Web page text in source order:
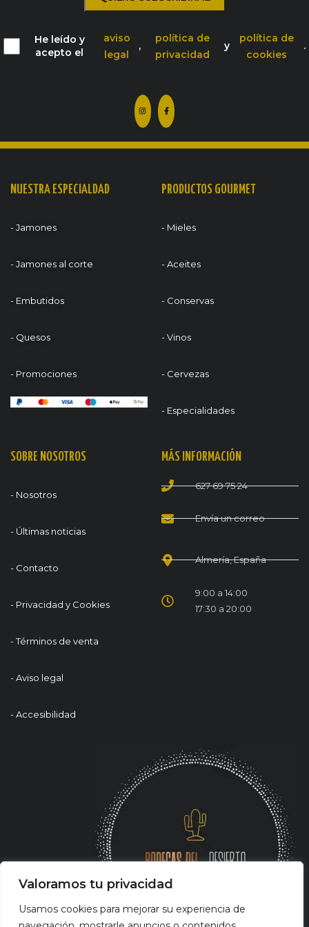
Valoramos tu privacidad
Usamos cookies para mejorar su experiencia de
He leído y
acepto el
aviso
legal
,
política de
privacidad
y
política de
cookies
.
NUESTRA ESPECIALDAD
- Jamones
- Jamones al corte
- Embutidos
- Quesos
- Promociones
PRODUCTOS GOURMET
- Mieles
- Aceites
- Conservas
- Vinos
- Cervezas
- Especialidades
SOBRE NOSOTROS
- Nosotros
- Últimas noticias
- Contacto
- Privacidad y Cookies
- Términos de venta
- Aviso legal
- Accesibilidad
MÁS INFORMACIÓN
627 69 75 24
Envía un correo
Almería, España
9:00 a 14:00
17:30 a 20:00